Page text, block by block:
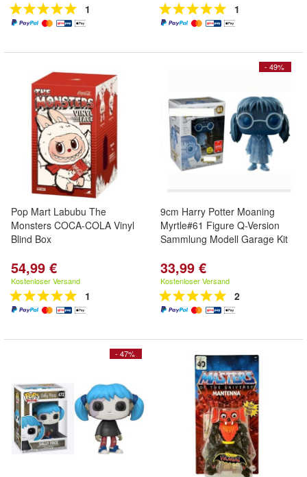
1 1
Pop Mart Labubu The
Monsters COCA-COLA Vinyl
Blind Box
54,99 €
Kostenloser Versand
1
- 49%
9cm Harry Potter Moaning
Myrtle#61 Figure Q-Version
Sammlung Modell Garage Kit
33,99 €
Kostenloser Versand
2
- 47%